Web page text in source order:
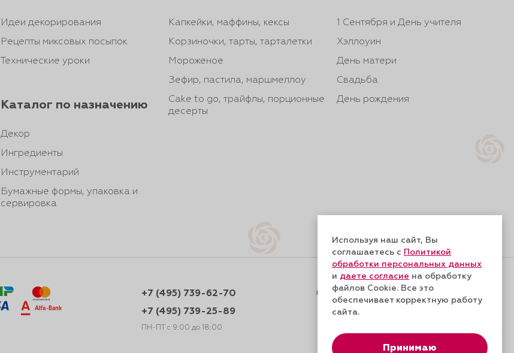
Идеи декорирования
Рецепты миксовых посыпок
Технические уроки
Каталог по назначению
Декор
Ингредиенты
Инструментарий
Бумажные формы, упаковка и
сервировка
Капкейки, маффины, кексы
Корзиночки, тарты, тарталетки
Мороженое
Зефир, пастила, маршмеллоу
Cake to go, трайфлы, порционные
десерты
1 Сентября и День учителя
Хэллоуин
День матери
Свадьба
День рождения
+7 (495) 739-62-70
+7 (495) 739-25-89
ПН-ПТ с 9:00 до 18:00
Форма обратной связи
Используя наш сайт, Вы
соглашаетесь с Политикой
обработки персональных данных
и даете согласие на обработку
файлов Cookie. Все это
обеспечивает корректную работу
сайта.
Принимаю